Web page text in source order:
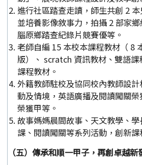
進行社區踏查走讀，師生共創 2
並培養影像敘事力，拍攝 2 部家
腦原鄉踏查紀錄片競賽優等。
老師自編 15 本校本課程教材（ 8
版）、 scratch 資訊教材、雙語
課程教材。
外籍教師駐校及協同校內教師設
動及情境，英語廣播及閱讀闖關
榮獲甲等。
故事媽媽晨間故事、天文教學、
課、閱讀闖關等系列活動，創新課
（五）傳承和順一甲子，再創卓越新